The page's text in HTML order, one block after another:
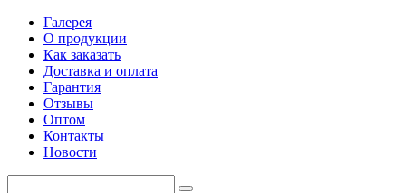
Галерея
О продукции
Как заказать
Доставка и оплата
Гарантия
Отзывы
Оптом
Контакты
Новости